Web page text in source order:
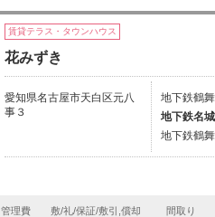
賃貸テラス・タウンハウス
花みずき
愛知県名古屋市天白区元八
事３
地下鉄鶴
地下鉄名
地下鉄鶴
管理費 敷/礼/保証/敷引,償却 間取り